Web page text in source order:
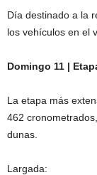
Día destinado a la
los vehículos en el
Domingo 11 |
La etapa más
462
dunas.
Largada: